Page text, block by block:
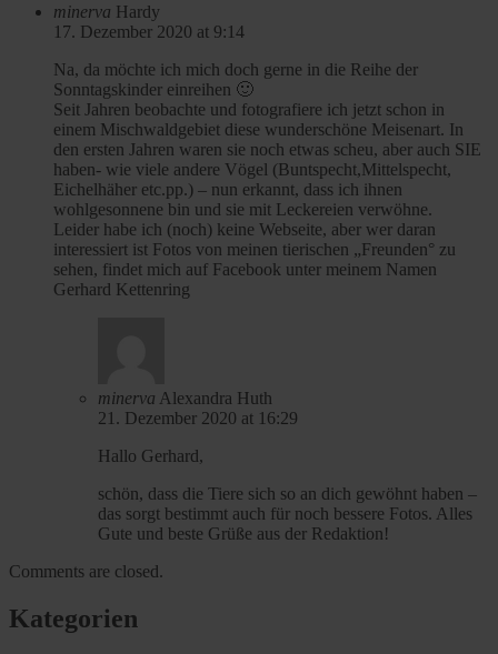
minerva Hardy
17. Dezember 2020 at 9:14
Na, da möchte ich mich doch gerne in die Reihe der
Sonntagskinder einreihen 🙂
Seit Jahren beobachte und fotografiere ich jetzt schon in
einem Mischwaldgebiet diese wunderschöne Meisenart. In
den ersten Jahren waren sie noch etwas scheu, aber auch SIE
haben- wie viele andere Vögel (Buntspecht,Mittelspecht,
Eichelhäher etc.pp.) – nun erkannt, dass ich ihnen
wohlgesonnene bin und sie mit Leckereien verwöhne.
Leider habe ich (noch) keine Webseite, aber wer daran
interessiert ist Fotos von meinen tierischen „Freunden° zu
sehen, findet mich auf Facebook unter meinem Namen
Gerhard Kettenring
minerva Alexandra Huth
21. Dezember 2020 at 16:29
Hallo Gerhard,
schön, dass die Tiere sich so an dich gewöhnt haben –
das sorgt bestimmt auch für noch bessere Fotos. Alles
Gute und beste Grüße aus der Redaktion!
Comments are closed.
Kategorien